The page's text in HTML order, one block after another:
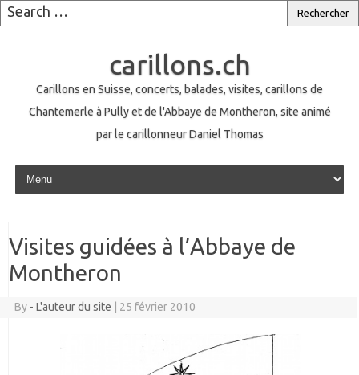
carillons.ch
Carillons en Suisse, concerts, balades, visites, carillons de
Chantemerle à Pully et de l'Abbaye de Montheron, site animé
par le carillonneur Daniel Thomas
Skip to content
Visites guidées à l’Abbaye de
Montheron
By - L'auteur du site 25 février 2010